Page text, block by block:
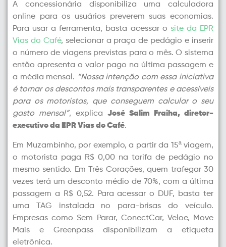
A concessionária disponibiliza uma calculadora
online para os usuários preverem suas economias.
Para usar a ferramenta, basta acessar o site da EPR
Vias do Café, selecionar a praça de pedágio e inserir
o número de viagens previstas para o mês. O sistema
então apresenta o valor pago na última passagem e
a média mensal. “Nossa intenção com essa iniciativa
é tornar os descontos mais transparentes e acessíveis
para os motoristas, que conseguem calcular o seu
gasto mensal”, explica José Salim Fraiha, diretor-
executivo da EPR Vias do Café.
Em Muzambinho, por exemplo, a partir da 15ª viagem,
o motorista paga R$ 0,00 na tarifa de pedágio no
mesmo sentido. Em Três Corações, quem trafegar 30
vezes terá um desconto médio de 70%, com a última
passagem a R$ 0,52. Para acessar o DUF, basta ter
uma TAG instalada no para-brisas do veículo.
Empresas como Sem Parar, ConectCar, Veloe, Move
Mais e Greenpass disponibilizam a etiqueta
eletrônica.